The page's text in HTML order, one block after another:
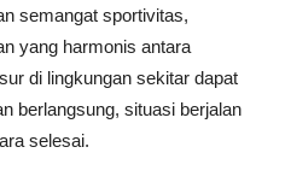
semangat sportivitas,
yang harmonis antara
di lingkungan sekitar dapat
berlangsung, situasi berjalan
selesai.